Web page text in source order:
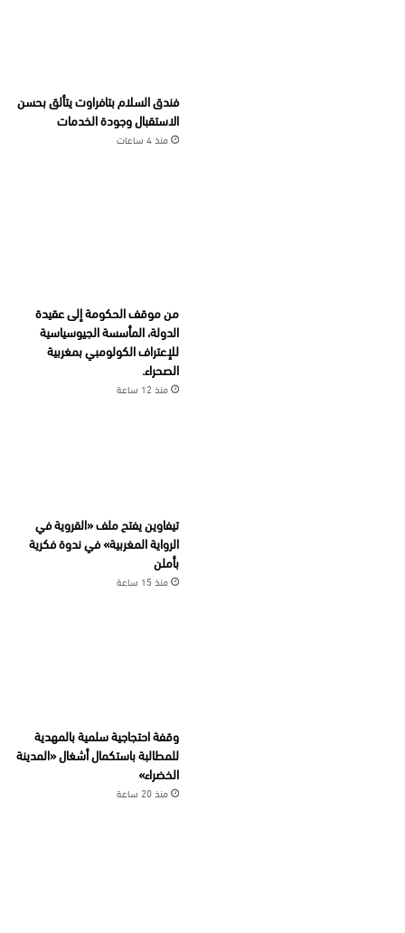
فندق السلام بتافراوت يتألق بحسن
الاستقبال وجودة الخدمات
منذ 4 ساعات
من موقف الحكومة إلى عقيدة
الدولة، المأسسة الجيوسياسية
للإعتراف الكولومبي بمغربية
الصحراء.
منذ 12 ساعة
تيفاوين يفتح ملف «القروية في
الرواية المغربية» في ندوة فكرية
بأملن
منذ 15 ساعة
وقفة احتجاجية سلمية بالمهدية
للمطالبة باستكمال أشغال «المدينة
الخضراء»
منذ 20 ساعة